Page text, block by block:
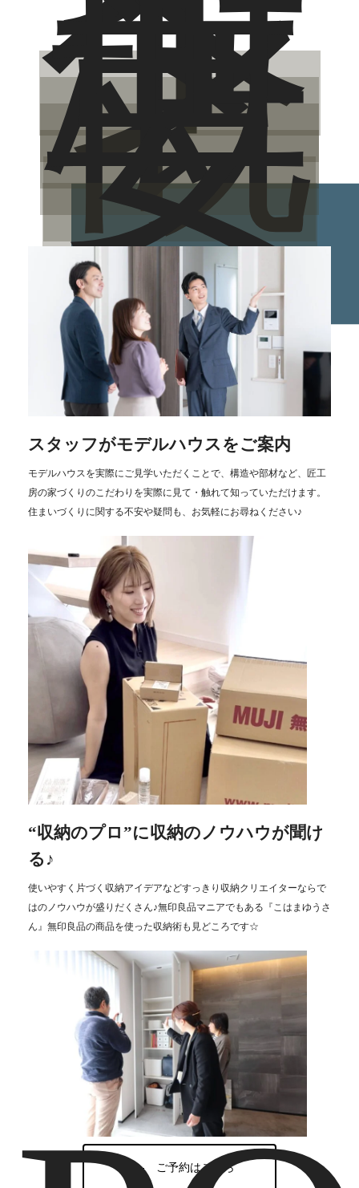
ト
概
要
スタッフがモデルハウスをご案内
モデルハウスを実際にご見学いただくことで、構造や部材など、匠工
房の家づくりのこだわりを実際に見て・触れて知っていただけます。
住まいづくりに関する不安や疑問も、お気軽にお尋ねください♪
“収納のプロ”に収納のノウハウが聞け
る♪
使いやすく片づく収納アイデアなどすっきり収納クリエイターならで
はのノウハウが盛りだくさん♪無印良品マニアでもある『こはまゆうさ
ん』無印良品の商品を使った収納術も見どころです☆
ご予約はこちら